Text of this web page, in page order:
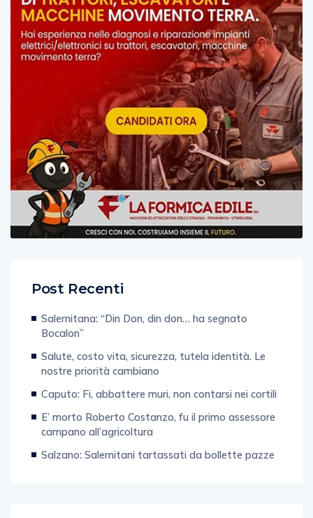
Post Recenti
Salernitana: “Din Don, din don… ha segnato
Bocalon”
Salute, costo vita, sicurezza, tutela identità. Le
nostre priorità cambiano
Caputo: Fi, abbattere muri, non contarsi nei cortili
E’ morto Roberto Costanzo, fu il primo assessore
campano all’agricoltura
Salzano: Salernitani tartassati da bollette pazze